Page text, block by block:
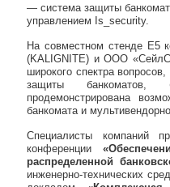
— система защиты
управлением Is_security.
На совместном стенде Е5
(KALIGNITE) и ООО
широкого спектра
защиты банкоматов,
продемонстрирована
банкомата и
Специалисты компаний
конференции
распределенной
инженерно-технических